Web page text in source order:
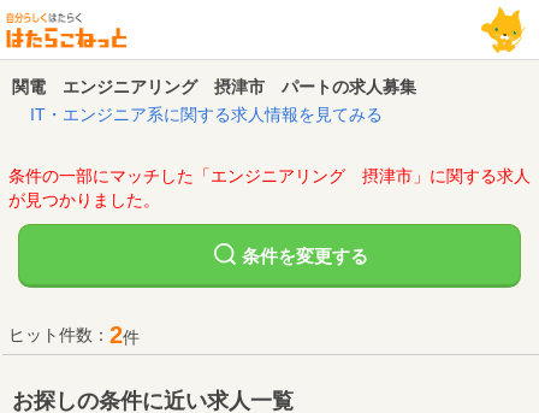
関電 エンジニアリング 摂津市 パートの求人募集
IT・エンジニア系に関する求人情報を見てみる
条件の一部にマッチした「エンジニアリング 摂津市」に関する求人
が見つかりました。
条件を変更する
ヒット件数： 2件
お探しの条件に近い求人一覧